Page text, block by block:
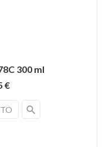
300 ml
€
search